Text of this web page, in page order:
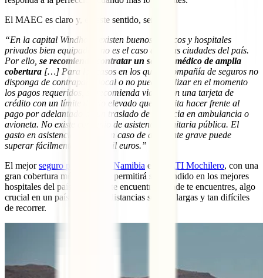
El MAEC es claro y, en este sentido, señala:
“En la capital Windhoek existen buenos médicos y hospitales
privados bien equipados, no es el caso de otras ciudades del país.
Por ello, se recomienda contratar un seguro médico de amplia
cobertura […] Para los casos en los que la compañía de seguros no
disponga de contraparte local o no pueda realizar en el momento
los pagos requeridos, se recomienda viajar con una tarjeta de
crédito con un límite diario elevado que permita hacer frente al
pago por adelantado de un traslado de urgencia en ambulancia o
avioneta. No existe convenio de asistencia sanitaria pública. El
gasto en asistencia médica en caso de accidente grave puede
superar fácilmente los seis mil euros.”
El mejorseguro para viajar a Namibia es el IATI Mochilero, con una
gran cobertura médica que te permitirá ser atendido en los mejores
hospitales del país y asistido te encuentres donde te encuentres, algo
crucial en un país donde las distancias son tan largas y tan difíciles
de recorrer.